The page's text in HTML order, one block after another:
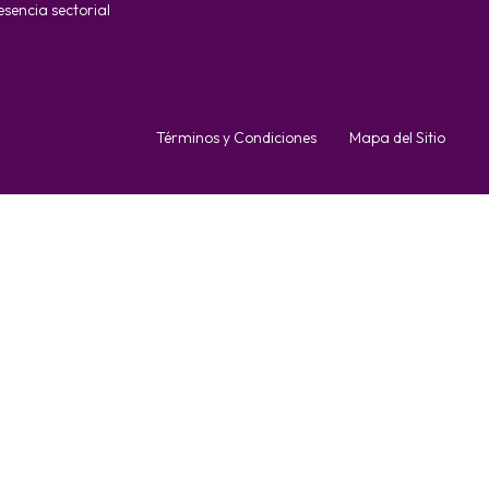
sectorial
Términos y Condiciones Mapa del Sitio